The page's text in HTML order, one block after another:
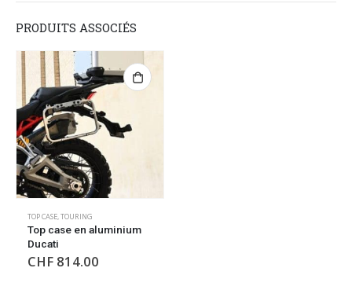
PRODUITS ASSOCIÉS
TOP CASE,TOURING
Top case en aluminium
Ducati
CHF 814.00